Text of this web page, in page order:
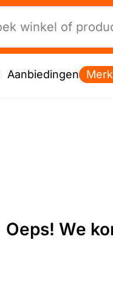
Aanbiedingen
Oeps! We